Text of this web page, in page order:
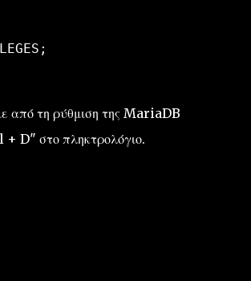
από τη ρύθμιση της MariaDB
D" στο πληκτρολόγιο.